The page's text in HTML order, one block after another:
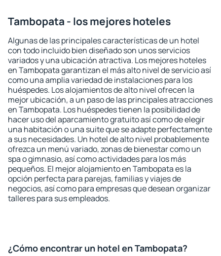
Tambopata - los mejores hoteles
Algunas de las principales características de un hotel
con todo incluido bien diseñado son unos servicios
variados y una ubicación atractiva. Los mejores hoteles
en Tambopata garantizan el más alto nivel de servicio así
como una amplia variedad de instalaciones para los
huéspedes. Los alojamientos de alto nivel ofrecen la
mejor ubicación, a un paso de las principales atracciones
en Tambopata. Los huéspedes tienen la posibilidad de
hacer uso del aparcamiento gratuito así como de elegir
una habitación o una suite que se adapte perfectamente
a sus necesidades. Un hotel de alto nivel probablemente
ofrezca un menú variado, zonas de bienestar como un
spa o gimnasio, así como actividades para los más
pequeños. El mejor alojamiento en Tambopata es la
opción perfecta para parejas, familias y viajes de
negocios, así como para empresas que desean organizar
talleres para sus empleados.
¿Cómo encontrar un hotel en Tambopata?